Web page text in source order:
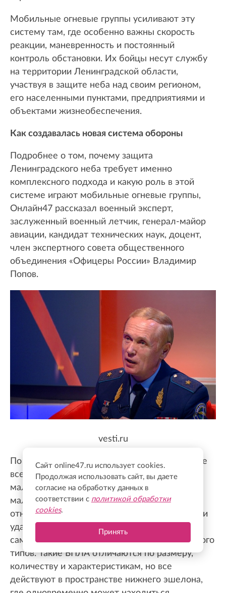
Мобильные огневые группы усиливают эту
систему там, где особенно важны скорость
реакции, маневренность и постоянный
контроль обстановки. Их бойцы несут службу
на территории Ленинградской области,
участвуя в защите неба над своим регионом,
его населенными пунктами, предприятиями и
объектами жизнеобеспечения.
Как создавалась новая система обороны
Подробнее о том, почему защита
Ленинградского неба требует именно
комплексного подхода и какую роль в этой
системе играют мобильные огневые группы,
Онлайн47 рассказал военный эксперт,
заслуженный военный летчик, генерал-майор
авиации, кандидат технических наук, доцент,
член экспертного совета общественного
объединения «Офицеры России» Владимир
Попов.
vesti.ru
По его словам, традиционная система ПВО не
всегда одинаково эффективна против
малоразмерных, маловысотных и
малоскоростных воздушных целей. К ним
относятся беспилотники разведывательного и
ударного назначения, в том числе аппараты
самолетного, вертолетного и квадрокоптерного
типов. Такие БПЛА отличаются по размеру,
количеству и характеристикам, но все
действуют в пространстве нижнего эшелона,
Сайт online47.ru использует cookies.
Продолжая использовать сайт, вы даете
согласие на обработку данных в
соответствии с политикой обработки
cookies.
Принять